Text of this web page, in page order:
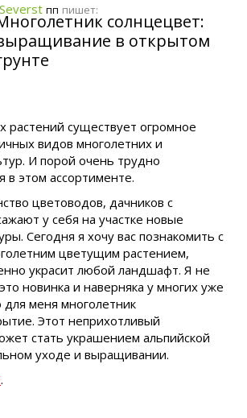
Severst пп пишет:
солнцецвет:
в открытом
растений существует огромное
видов многолетних и
И порой очень трудно
в этом ассортименте.
цветоводов, дачников с
у себя на участке новые
Сегодня я хочу вас познакомить с
цветущим растением,
украсит любой ландшафт. Я не
новинка и наверняка у многих уже
для меня многолетник
Этот неприхотливый
стать украшением альпийской
уходе и выращивании.
.